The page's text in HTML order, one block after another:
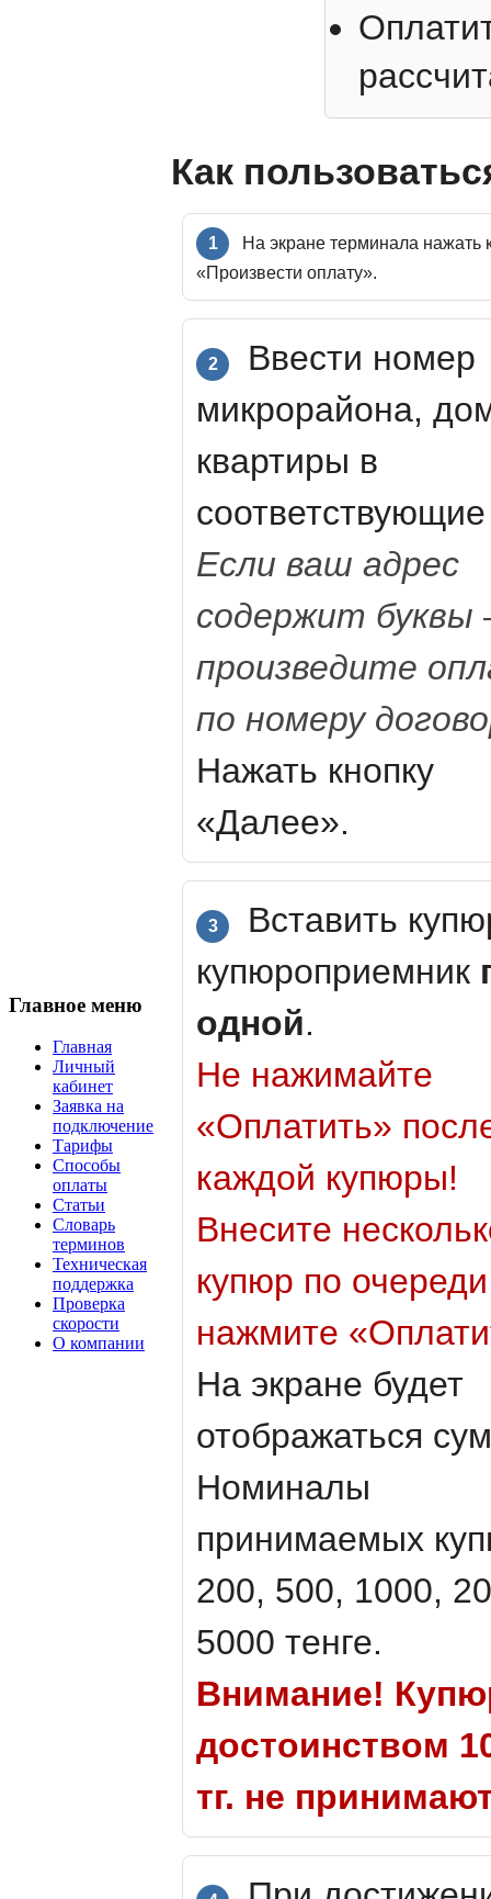
Главное меню
Главная
Личный
кабинет
Заявка на
подключение
Тарифы
Способы
оплаты
Статьи
Словарь
терминов
Техническая
поддержка
Проверка
скорости
О компании
Как
1
На экране терминала нажать
«Произвести оплату».
2
Ввести номер
микрорайона,
квартиры в
Если ваш адрес
содержит
произведите
по номеру
Нажать кнопку
«Далее».
3
Вставить
купюроприемник
одной.
Не нажимайте
«Оплатить»
каждой купюры!
Внесите
купюр по
нажмите
На экране будет
отображаться
Номиналы
принимаемых
200, 500, 1000,
5000 тенге.
Внимание!
достоинством
тг. не